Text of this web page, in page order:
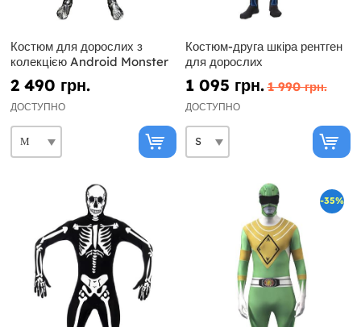
Костюм для дорослих з
колекцією Android Monster
2 490 грн.
ДОСТУПНО
Костюм-друга шкіра рентген
для дорослих
1 095 грн. 1 990 грн.
ДОСТУПНО
-35%